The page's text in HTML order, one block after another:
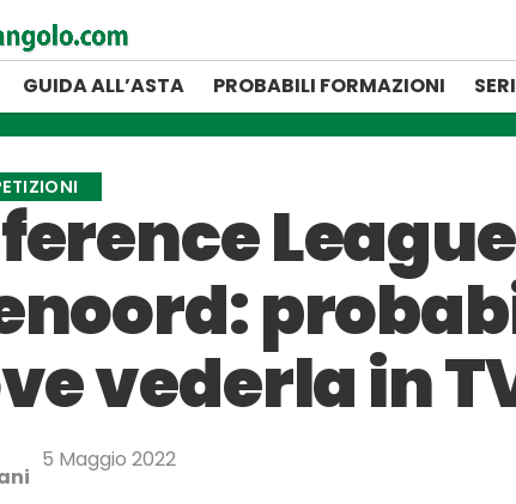
GUIDA ALL’ASTA PROBABILI FORMAZIONI
vederla in
5 Maggio 2022